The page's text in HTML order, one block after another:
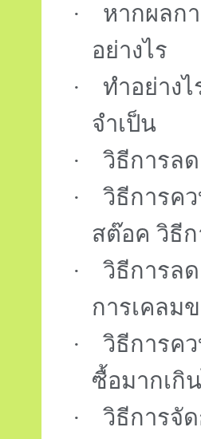
·
หากผลก
อย่างไร
·
ทำอย่าง
จำเป็น
·
วิธีการล
·
วิธีการค
สต๊อค วิธี
·
วิธีการล
การเคลม
·
วิธีการค
ซื้อมากเกิ
·
วิธีการจั